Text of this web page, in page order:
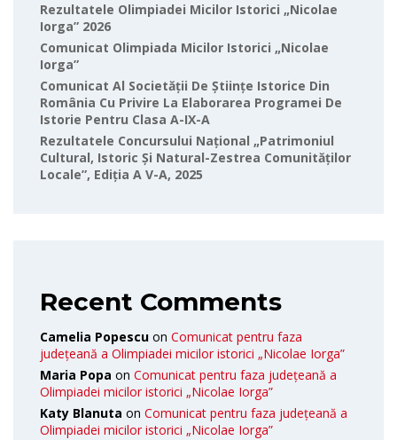
Rezultatele Olimpiadei Micilor Istorici „Nicolae
Iorga” 2026
Comunicat Olimpiada Micilor Istorici „Nicolae
Iorga”
Comunicat Al Societății De Științe Istorice Din
România Cu Privire La Elaborarea Programei De
Istorie Pentru Clasa A-IX-A
Rezultatele Concursului Național „Patrimoniul
Cultural, Istoric Și Natural-Zestrea Comunităților
Locale”, Ediția A V-A, 2025
Recent Comments
Camelia Popescu on Comunicat pentru faza
județeană a Olimpiadei micilor istorici „Nicolae Iorga”
Maria Popa on Comunicat pentru faza județeană a
Olimpiadei micilor istorici „Nicolae Iorga”
Katy Blanuta on Comunicat pentru faza județeană a
Olimpiadei micilor istorici „Nicolae Iorga”